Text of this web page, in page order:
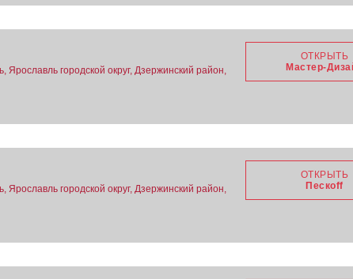
Ярославль городской округ, Дзержинский район,
ОТКРЫТЬ
Мастер-
Ярославль городской округ, Дзержинский район,
ОТКРЫТЬ
Пескоff